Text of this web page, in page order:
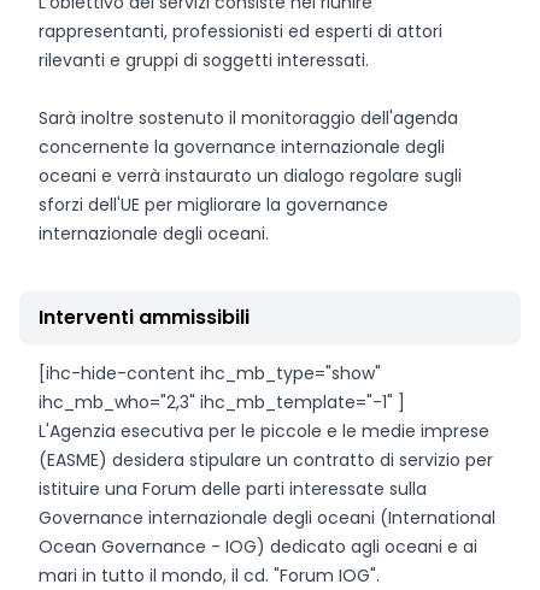
rappresentanti, professionisti ed esperti di attori
rilevanti e gruppi di soggetti interessati.
Sarà inoltre sostenuto il monitoraggio dell'agenda
concernente la governance internazionale degli
oceani e verrà instaurato un dialogo regolare sugli
sforzi dell'UE per migliorare la governance
internazionale degli oceani.
Interventi ammissibili
[ihc-hide-content ihc_mb_type="show"
ihc_mb_who="2,3" ihc_mb_template="-1" ]
L'Agenzia esecutiva per le piccole e le medie imprese
(EASME) desidera stipulare un contratto di servizio per
istituire una Forum delle parti interessate sulla
Governance internazionale degli oceani (International
Ocean Governance - IOG) dedicato agli oceani e ai
mari in tutto il mondo, il cd. "Forum IOG".